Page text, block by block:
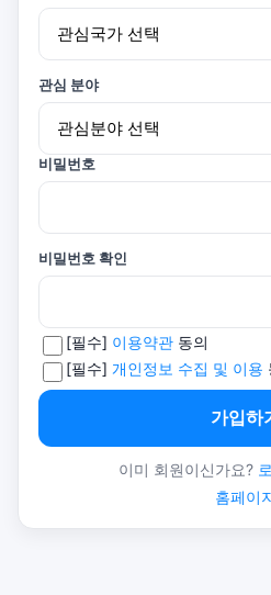
관심 분야
비밀번호
비밀번호 확인
[필수] 이용약관 동의
[필수] 개인정보 수집 및 이용
가입하
이미 회원이신가요?
홈페이